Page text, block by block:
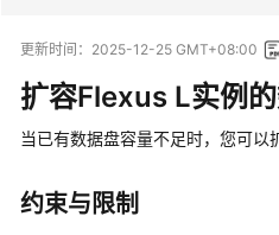
最
动
更新时间： 2025-12-25 GMT+08:00
扩容Flexus L实例
当已有数据盘容量不足时，您可以
约束与限制